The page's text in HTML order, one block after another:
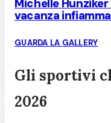
Michelle
vacanza
GUARDA LA GALLERY
Gli sportivi
2026